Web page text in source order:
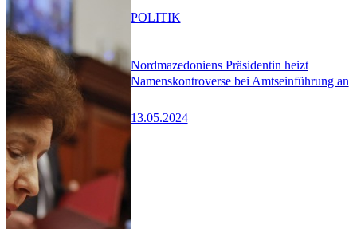
Nordmazedoniens Präsidentin heizt
Namenskontroverse bei Amtseinführung an
13.05.2024
POLITIK